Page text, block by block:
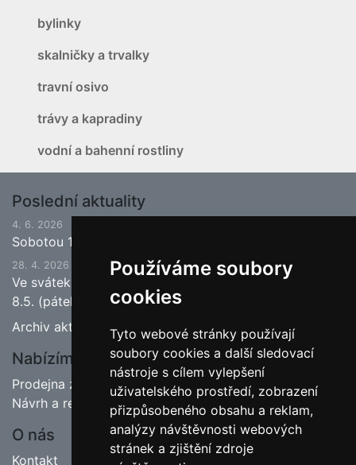
Používáme soubory
cookies
Tyto webové stránky používají
soubory cookies a další sledovací
nástroje s cílem vylepšení
uživatelského prostředí, zobrazení
přizpůsobeného obsahu a reklam,
analýzy návštěvnosti webových
stránek a zjištění zdroje
bylinky
skalničky a trvalky
travní osivo
trávy a kapradiny
vodní a bahenní rostliny
Poslední aktuality
4. 6. 2026
Sobotou 13.6.2026 bude ukončena jarní sezona.
28. 4. 2026
Ve svátek 1.5. (pátek) bude naše prodejna zavřena a
8.5. (pátek) bude otevřeno.
Archiv aktualit
Nabízíme
Prodejna zahradnictví
Návrh a realizace zahrad
O nás
Kontakt